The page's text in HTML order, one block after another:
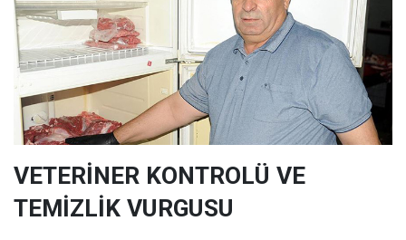
VETERİNER KONTROLÜ VE
TEMİZLİK VURGUSU